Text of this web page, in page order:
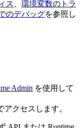
ス
環境変数のトラ
のデバッグを参照し
Admin を使用して
アクセスします。